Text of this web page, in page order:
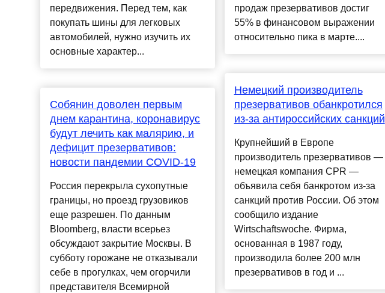
передвижения. Перед тем, как
покупать шины для легковых
автомобилей, нужно изучить их
основные характер...
Собянин доволен первым
днем карантина, коронавирус
будут лечить как малярию, и
дефицит презервативов:
новости пандемии COVID-19
Россия перекрыла сухопутные
границы, но проезд грузовиков
еще разрешен. По данным
Bloomberg, власти всерьез
обсуждают закрытие Москвы. В
субботу горожане не отказывали
себе в прогулках, чем огорчили
представителя Всемирной
продаж презервативов достиг
55% в финансовом выражении
относительно пика в марте....
Немецкий производитель
презервативов обанкротился
из-за антироссийских санкций
Крупнейший в Европе
производитель презервативов —
немецкая компания CPR —
объявила себя банкротом из-за
санкций против России. Об этом
сообщило издание
Wirtschaftswoche. Фирма,
основанная в 1987 году,
производила более 200 млн
презервативов в год и ...